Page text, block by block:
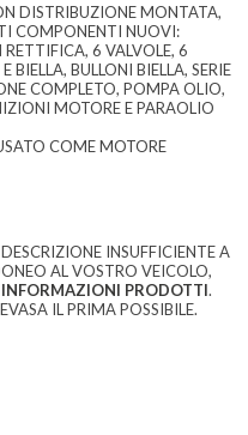
DISTRIBUZIONE MONTATA,
COMPONENTI NUOVI:
6 VALVOLE, 6
BIELLA, BULLONI BIELLA, SERIE
COMPLETO, POMPA OLIO,
MOTORE E PARAOLIO
COME MOTORE
INSUFFICIENTE A
AL VOSTRO VEICOLO,
INFORMAZIONI PRODOTTI.
IL PRIMA POSSIBILE.